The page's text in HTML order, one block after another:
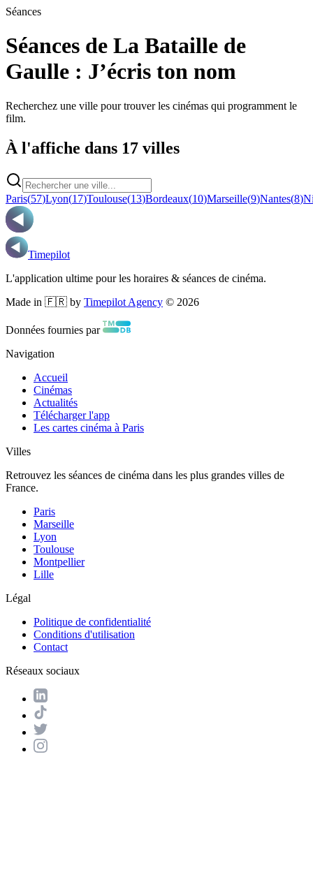
Séances
Séances de La Bataille de
Gaulle : J’écris ton nom
Recherchez une ville pour trouver les cinémas qui programment le
film.
À l'affiche dans 17 villes
Paris(57)Lyon(17)Toulouse(13)Bordeaux(10)Marseille(9)Nantes(8)
Timepilot
L'application ultime pour les horaires & séances de cinéma.
Made in 🇫🇷 by Timepilot Agency © 2026
Données fournies par
Navigation
Accueil
Cinémas
Actualités
Télécharger l'app
Les cartes cinéma à Paris
Villes
Retrouvez les séances de cinéma dans les plus grandes villes de
France.
Paris
Marseille
Lyon
Toulouse
Montpellier
Lille
Légal
Politique de confidentialité
Conditions d'utilisation
Contact
Réseaux sociaux